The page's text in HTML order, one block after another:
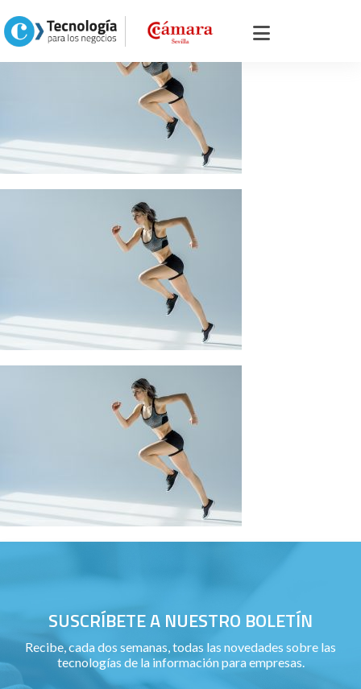
SUSCRÍBETE A NUESTRO BOLETÍN
Recibe, cada dos semanas, todas las novedades sobre las
tecnologías de la información para empresas.